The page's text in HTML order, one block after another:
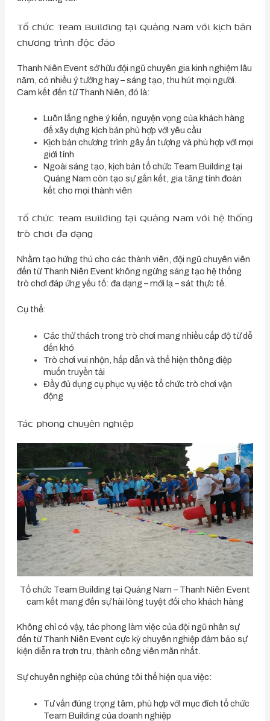
Tổ chức Team Building tại Quảng Nam với kịch bản
chương trình độc đáo
Thanh Niên Event sở hữu đội ngũ chuyên gia kinh nghiệm lâu
năm, có nhiều ý tưởng hay – sáng tạo, thu hút mọi người.
Cam kết đến từ Thanh Niên, đó là:
Luôn lắng nghe ý kiến, nguyện vọng của khách hàng
để xây dựng kịch bản phù hợp với yêu cầu
Kịch bản chương trình gây ấn tượng và phù hợp với mọi
giới tính
Ngoài sáng tạo, kịch bản tổ chức Team Building tại
Quảng Nam còn tạo sự gắn kết, gia tăng tính đoàn
kết cho mọi thành viên
Tổ chức Team Building tại Quảng Nam với hệ thống
trò chơi đa dạng
Nhằm tạo hứng thú cho các thành viên, đội ngũ chuyên viên
đến từ Thanh Niên Event không ngừng sáng tạo hệ thống
trò chơi đáp ứng yếu tố: đa dạng – mới lạ – sát thực tế.
Cụ thể:
Các thử thách trong trò chơi mang nhiều cấp độ từ dễ
đến khó
Trò chơi vui nhộn, hấp dẫn và thể hiện thông điệp
muốn truyền tải
Đầy đủ dụng cụ phục vụ việc tổ chức trò chơi vận
động
Tác phong chuyên nghiệp
Tổ chức Team Building tại Quảng Nam – Thanh Niên Event
cam kết mang đến sự hài lòng tuyệt đối cho khách hàng
Không chỉ có vậy, tác phong làm việc của đội ngũ nhân sự
đến từ Thanh Niên Event cực kỳ chuyên nghiệp đảm bảo sự
kiện diễn ra trơn tru, thành công viên mãn nhất.
Sự chuyên nghiệp của chúng tôi thể hiện qua việc:
Tư vấn đúng trọng tâm, phù hợp với mục đích tổ chức
Team Building của doanh nghiệp